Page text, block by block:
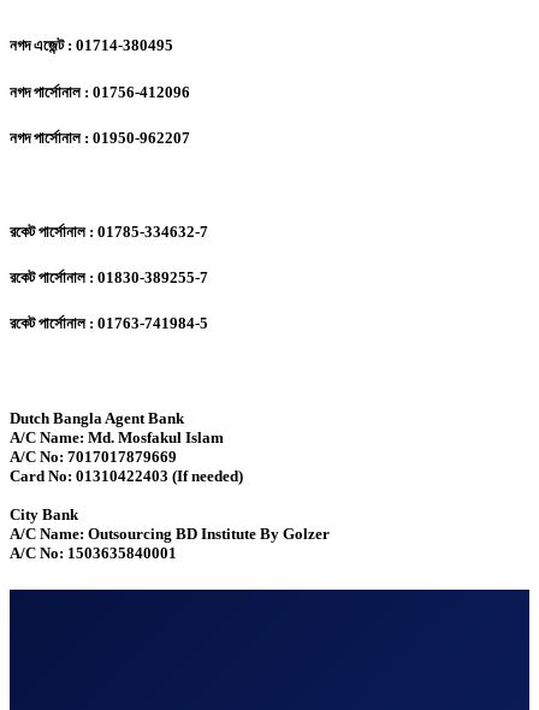
নগদ এজেন্ট : 01714-380495
নগদ পার্সোনাল : 01756-412096
নগদ পার্সোনাল : 01950-962207
রকেট পার্সোনাল : 01785-334632-7
রকেট পার্সোনাল : 01830-389255-7
রকেট পার্সোনাল : 01763-741984-5
Dutch Bangla Agent Bank
A/C Name: Md. Mosfakul Islam
A/C No: 7017017879669
Card No: 01310422403 (If needed)
City Bank
A/C Name: Outsourcing BD Institute By Golzer
A/C No: 1503635840001